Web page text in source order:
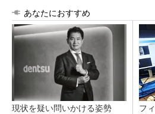
あなたにおすすめ
現状を疑い問いかける姿勢
フ